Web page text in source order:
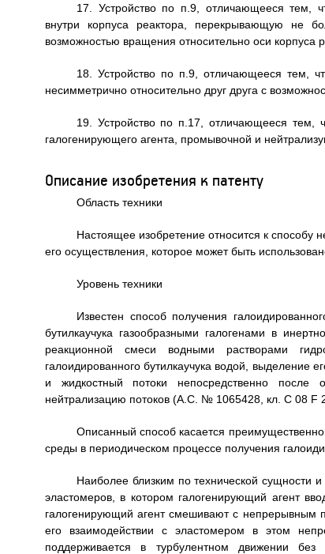
17. Устройство по п.9, отличающееся тем,
внутри корпуса реактора, перекрывающую не
возможностью вращения относительно оси корпуса
18. Устройство по п.9, отличающееся тем,
несимметрично относительно друг друга с
19. Устройство по п.17, отличающееся тем,
галогенирующего агента, промывочной и
Описание изобретения к патенту
Область техники
Настоящее изобретение относится к способу
его осуществления, которое может быть
Уровень техники
Известен способ получения
бутилкаучука газообразными галогенами в
реакционной смеси водными растворами
галоидированного бутилкаучука водой, выделение
и жидкостный потоки непосредственно после
нейтрализацию потоков (А.С. № 1065428, кл. C 08 F
Описанный способ касается
среды в периодическом процессе получения
Наиболее близким по технической сущности
эластомеров, в котором галогенирующий агент
галогенирующий агент смешивают с непрерывным
его взаимодействии с эластомером в этом
поддерживается в турбулентном движении